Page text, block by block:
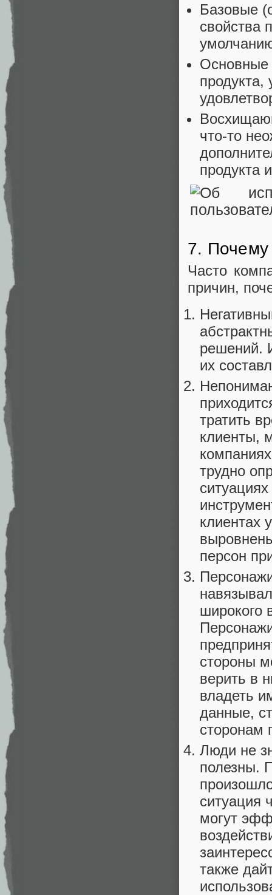
Базовые
свойства
Основные
что-то
продукта
7. Почему
Часто
причин,
решений.
их
тратить
клиенты,
трудно
клиентах
персон
широкого
стороны
верить в
владеть
данные,
сторонам
Люди не
полезны.
ситуация
могут
также